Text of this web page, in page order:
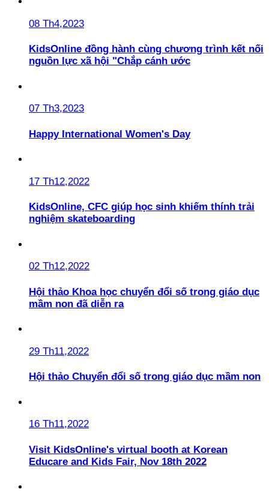
08 Th4,2023
KidsOnline đồng hành cùng chương trình kết nối
nguồn lực xã hội "Chắp cánh ước
07 Th3,2023
Happy International Women's Day
17 Th12,2022
KidsOnline, CFC giúp học sinh khiếm thính trải
nghiệm skateboarding
02 Th12,2022
Hội thảo Khoa học chuyển đổi số trong giáo dục
mầm non đã diễn ra
29 Th11,2022
Hội thảo Chuyển đổi số trong giáo dục mầm non
16 Th11,2022
Visit KidsOnline's virtual booth at Korean
Educare and Kids Fair, Nov 18th 2022